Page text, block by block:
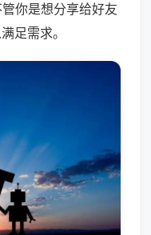
你是想分享给好友
足需求。